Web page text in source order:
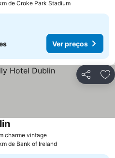
de Croke Park Stadium
Ver preços
Partilhar
charme vintage
de Bank of Ireland